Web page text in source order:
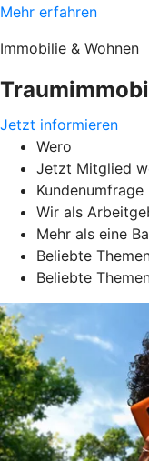
Mehr erfahren
Immobilie & Wohnen
Jetzt informieren
Wero
Jetzt Mitglied
Wir als
Mehr als eine
Beliebte
Beliebte